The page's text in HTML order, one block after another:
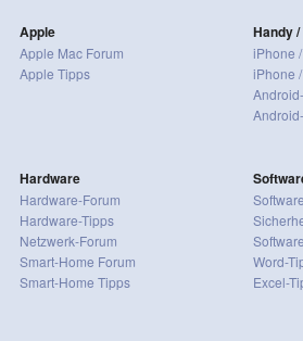
Apple
Apple Mac Forum
Apple Tipps
Handy /
iPhone
iPhone
Hardware
Hardware-Forum
Hardware-Tipps
Netzwerk-Forum
Smart-Home Forum
Smart-Home Tipps
Word-
Excel-